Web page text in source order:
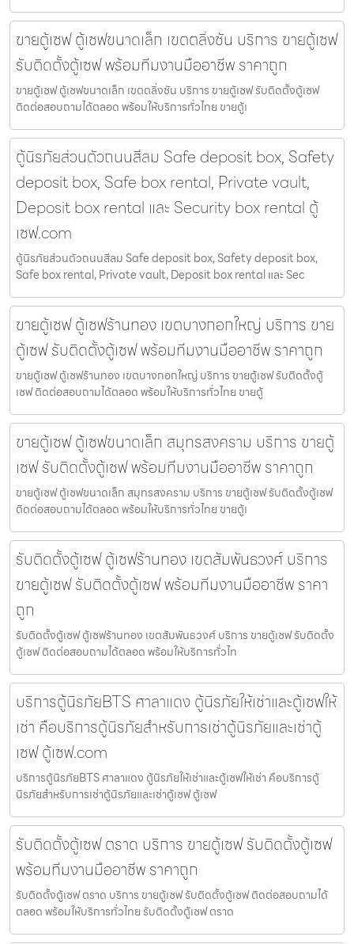
ขายตู้เซฟ ตู้เซฟขนาดเล็ก เขตตลิ่งชัน บริการ ขายตู้เซฟ
รับติดตั้งตู้เซฟ พร้อมทีมงานมืออาชีพ ราคาถูก
ขายตู้เซฟ ตู้เซฟขนาดเล็ก เขตตลิ่งชัน บริการ ขายตู้เซฟ รับติดตั้งตู้เซฟ
ติดต่อสอบถามได้ตลอด พร้อมให้บริการทั่วไทย ขายตู้เ
ตู้นิรภัยส่วนตัวถนนสีลม Safe deposit box, Safety
deposit box, Safe box rental, Private vault,
Deposit box rental และ Security box rental ตู้
เซฟ.com
ตู้นิรภัยส่วนตัวถนนสีลม Safe deposit box, Safety deposit box,
Safe box rental, Private vault, Deposit box rental และ Sec
ขายตู้เซฟ ตู้เซฟร้านทอง เขตบางกอกใหญ่ บริการ ขาย
ตู้เซฟ รับติดตั้งตู้เซฟ พร้อมทีมงานมืออาชีพ ราคาถูก
ขายตู้เซฟ ตู้เซฟร้านทอง เขตบางกอกใหญ่ บริการ ขายตู้เซฟ รับติดตั้งตู้
เซฟ ติดต่อสอบถามได้ตลอด พร้อมให้บริการทั่วไทย ขายตู้
ขายตู้เซฟ ตู้เซฟขนาดเล็ก สมุทรสงคราม บริการ ขายตู้
เซฟ รับติดตั้งตู้เซฟ พร้อมทีมงานมืออาชีพ ราคาถูก
ขายตู้เซฟ ตู้เซฟขนาดเล็ก สมุทรสงคราม บริการ ขายตู้เซฟ รับติดตั้งตู้เซฟ
ติดต่อสอบถามได้ตลอด พร้อมให้บริการทั่วไทย ขายตู้เ
รับติดตั้งตู้เซฟ ตู้เซฟร้านทอง เขตสัมพันธวงศ์ บริการ
ขายตู้เซฟ รับติดตั้งตู้เซฟ พร้อมทีมงานมืออาชีพ ราคา
ถูก
รับติดตั้งตู้เซฟ ตู้เซฟร้านทอง เขตสัมพันธวงศ์ บริการ ขายตู้เซฟ รับติดตั้ง
ตู้เซฟ ติดต่อสอบถามได้ตลอด พร้อมให้บริการทั่วไท
บริการตู้นิรภัยBTS ศาลาแดง ตู้นิรภัยให้เช่าและตู้เซฟให้
เช่า คือบริการตู้นิรภัยสำหรับการเช่าตู้นิรภัยและเช่าตู้
เซฟ ตู้เซฟ.com
บริการตู้นิรภัยBTS ศาลาแดง ตู้นิรภัยให้เช่าและตู้เซฟให้เช่า คือบริการตู้
นิรภัยสำหรับการเช่าตู้นิรภัยและเช่าตู้เซฟ ตู้เซฟ
รับติดตั้งตู้เซฟ ตราด บริการ ขายตู้เซฟ รับติดตั้งตู้เซฟ
พร้อมทีมงานมืออาชีพ ราคาถูก
รับติดตั้งตู้เซฟ ตราด บริการ ขายตู้เซฟ รับติดตั้งตู้เซฟ ติดต่อสอบถามได้
ตลอด พร้อมให้บริการทั่วไทย รับติดตั้งตู้เซฟ ตราด